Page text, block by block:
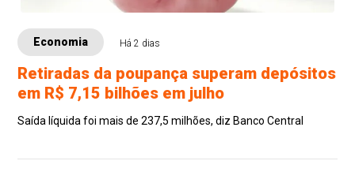
Economia Há 2 dias
Retiradas da poupança superam depósitos
em R$ 7,15 bilhões em julho
Saída líquida foi mais de 237,5 milhões, diz Banco Central